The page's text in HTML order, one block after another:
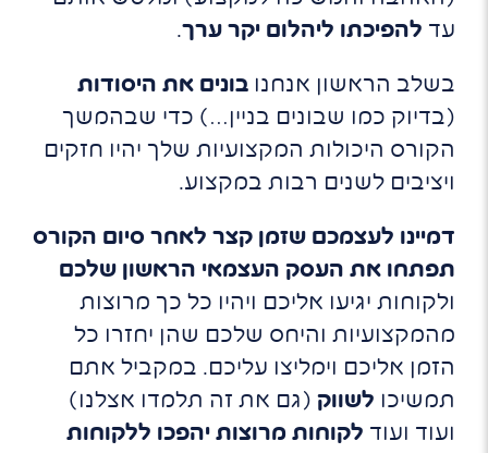
עד להפיכתו ליהלום יקר ערך.
בשלב הראשון אנחנו בונים את היסודות
(בדיוק כמו שבונים בניין…) כדי שבהמשך
הקורס היכולות המקצועיות שלך יהיו חזקים
ויציבים לשנים רבות במקצוע.
דמיינו לעצמכם שזמן קצר לאחר סיום הקורס
תפתחו את העסק העצמאי הראשון שלכם
ולקוחות יגיעו אליכם ויהיו כל כך מרוצות
מהמקצועיות והיחס שלכם שהן יחזרו כל
הזמן אליכם וימליצו עליכם. במקביל אתם
תמשיכו לשווק (גם את זה תלמדו אצלנו)
ועוד ועוד לקוחות מרוצות יהפכו ללקוחות